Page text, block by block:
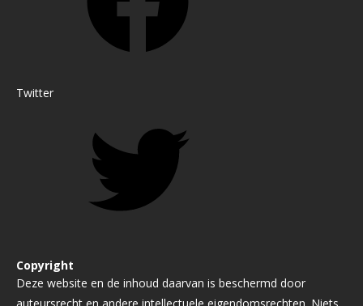
Twitter
Copyright
Deze website en de inhoud daarvan is beschermd door